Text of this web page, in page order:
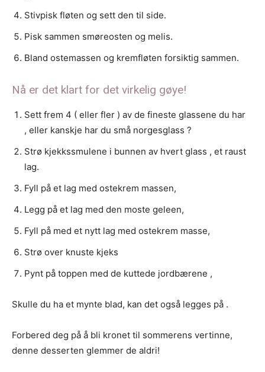
Stivpisk fløten og sett den til side.
Pisk sammen smøreosten og melis.
Bland ostemassen og kremfløten forsiktig sammen.
Nå er det klart for det virkelig gøye!
Sett frem 4 ( eller fler ) av de fineste glassene du har
, eller kanskje har du små norgesglass ?
Strø kjekkssmulene i bunnen av hvert glass , et raust
lag.
Fyll på et lag med ostekrem massen,
Legg på et lag med den moste geleen,
Fyll på med et nytt lag med ostekrem masse,
Strø over knuste kjeks
Pynt på toppen med de kuttede jordbærene ,
Skulle du ha et mynte blad, kan det også legges på .
Forbered deg på å bli kronet til sommerens vertinne,
denne desserten glemmer de aldri!